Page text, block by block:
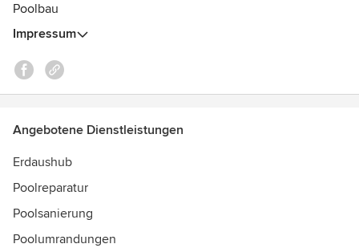
Poolbau
Impressum
Angebotene Dienstleistungen
Erdaushub
Poolreparatur
Poolsanierung
Poolumrandungen